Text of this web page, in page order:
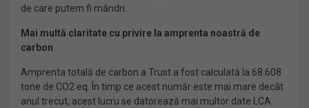
de care putem fi mândri.
Mai multă claritate cu privire la amprenta noastră de
carbon
Amprenta totală de carbon a Trust a fost calculată la 68.608
tone de CO2 eq. În timp ce acest număr este mai mare decât
anul trecut, acest lucru se datorează mai multor date LCA